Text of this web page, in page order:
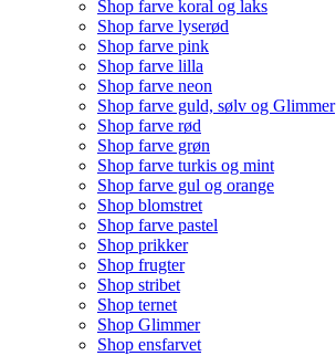
Shop farve koral og laks
Shop farve lyserød
Shop farve pink
Shop farve lilla
Shop farve neon
Shop farve guld, sølv og Glimmer
Shop farve rød
Shop farve grøn
Shop farve turkis og mint
Shop farve gul og orange
Shop blomstret
Shop farve pastel
Shop prikker
Shop frugter
Shop stribet
Shop ternet
Shop Glimmer
Shop ensfarvet